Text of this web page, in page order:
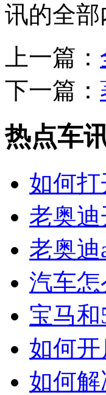
讯的全部
上一篇：
下一篇：
热点车
如何
老奥
老奥
汽车
宝马
如何开
如何